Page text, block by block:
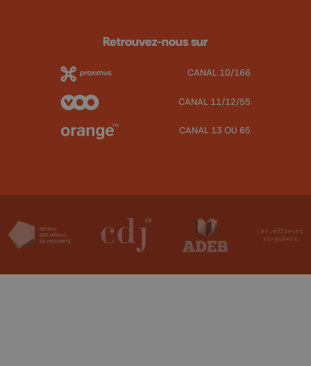
Retrouvez-nous sur
CANAL 10/166
CANAL 11/12/55
CANAL 13 OU 65